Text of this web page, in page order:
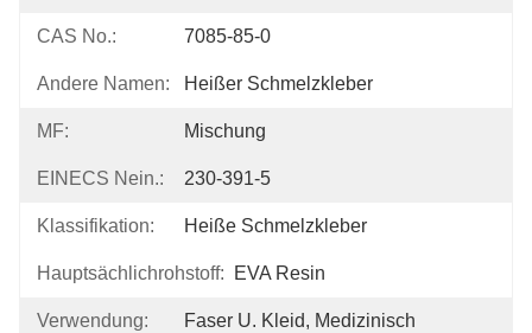
CAS No.: 7085-85-0
Andere Namen: Heißer Schmelzkleber
MF: Mischung
EINECS Nein.: 230-391-5
Klassifikation: Heiße Schmelzkleber
Hauptsächlichrohstoff: EVA Resin
Verwendung: Faser U. Kleid, Medizinisch